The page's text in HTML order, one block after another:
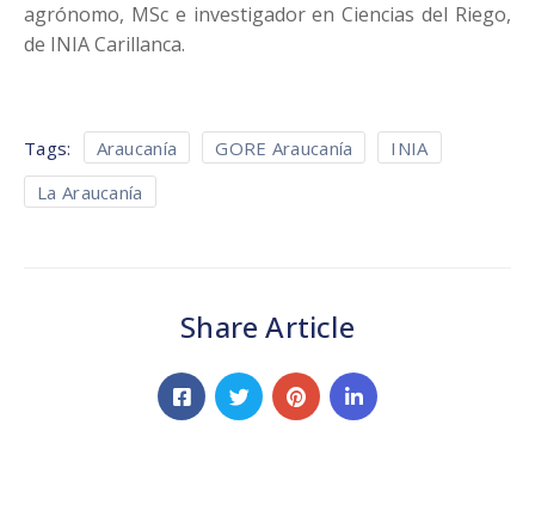
agrónomo, MSc e investigador en Ciencias del Riego,
de INIA Carillanca.
Tags: Araucanía GORE Araucanía
INIA
La Araucanía
Share Article